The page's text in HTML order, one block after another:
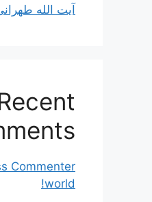
آیت الله
Commenter
world!